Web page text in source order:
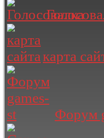
карта
Форум